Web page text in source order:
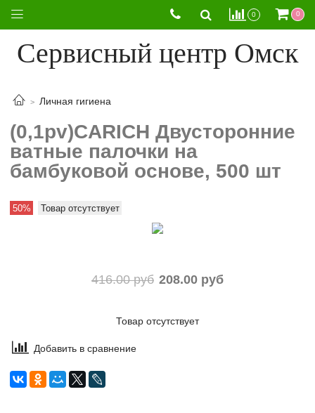
0 0
Сервисный центр Омск
Личная гигиена
(0,1pv)CARICH Двусторонние
ватные палочки на
бамбуковой основе, 500 шт
50% Товар отсутствует
416.00 руб 208.00 руб
Товар отсутствует
Добавить в сравнение